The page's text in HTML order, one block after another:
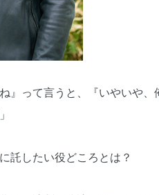
って言うと、『いやいや、
したい役どころとは？